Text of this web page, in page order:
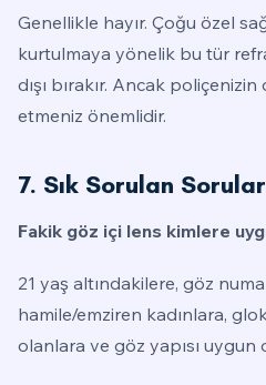
Genellikle hayır. Çoğu özel
kurtulmaya yönelik bu tür
dışı bırakır. Ancak
etmeniz önemlidir.
7. Sık Sorulan
Fakik göz içi lens kimlere
21 yaş altındakilere, göz
hamile/emziren kadınlara,
olanlara ve göz yapısı